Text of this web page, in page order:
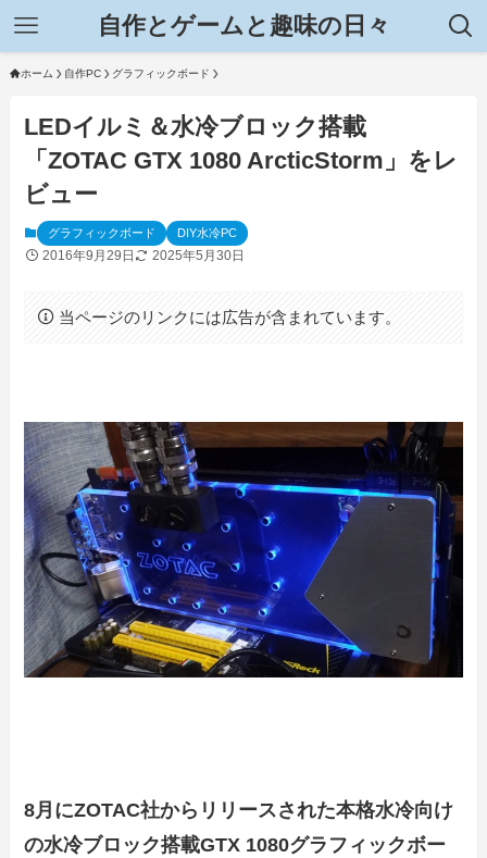
自作とゲームと趣味の日々
ホーム 自作PC グラフィックボード
LEDイルミ＆水冷ブロック搭載
「ZOTAC GTX 1080 ArcticStorm」をレ
ビュー
グラフィックボード DIY水冷PC
2016年9月29日 2025年5月30日
当ページのリンクには広告が含まれています。
8月にZOTAC社からリリースされた本格水冷向け
の水冷ブロック搭載GTX 1080グラフィックボー